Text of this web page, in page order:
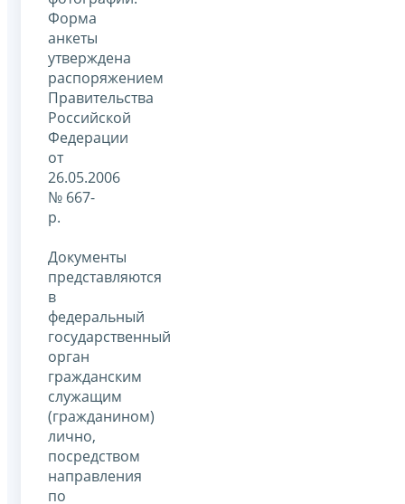
Форма
анкеты
утверждена
распоряжением
Правительства
Российской
Федерации
от
26.05.2006
№ 667-
р.
Документы
представляются
в
федеральный
государственный
орган
гражданским
служащим
(гражданином)
лично,
посредством
направления
по